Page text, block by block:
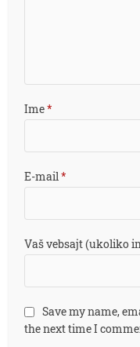
Ime*
E-mail*
Vaš vebsajt (ukoliko
Save my name,
the next time I